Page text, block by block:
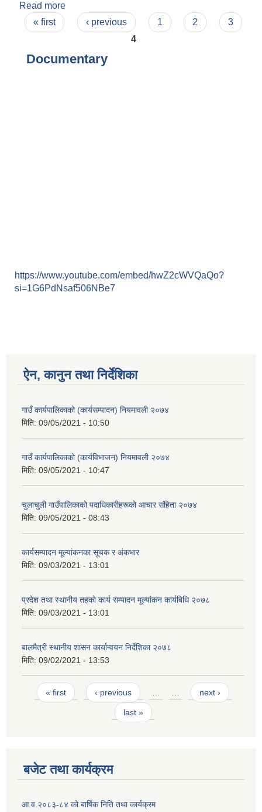
Read more
(कार्यबिधी) नियमावली, २०७५
Pages
« first ‹ previous 1 2
3
4
Documentary
https://www.youtube.com/embed/hwZ2cWVQaQo?
si=1G6PdNsaf506NBe7
ऐन, कानुन तथा निर्देशिका
गाउँ कार्यपालिकाको (कार्यसम्पादन) नियमावली २०७४
मिति: 09/05/2021 - 10:50
गाउँ कार्यपालिकाको (कार्यविभाजन) नियमावली २०७४
मिति: 09/05/2021 - 10:47
चुलाचुली गाउँपालिकाको पदाधिकारीहरूको आचार संहिता २०७४
मिति: 09/05/2021 - 08:43
कार्यसम्पादन मूल्यांकनका सूचक र अंकभार
मिति: 09/03/2021 - 13:01
प्रदेश तथा स्थानीय तहको कार्य सम्पादन मूल्यांकन कार्यबिधि २०७८
मिति: 09/03/2021 - 13:01
बालमैत्री स्थानीय शासन कार्यान्वयन निर्देशिका २०७८
मिति: 09/02/2021 - 13:53
Pages
« first ‹ previous next ›
last »
बजेट तथा कार्यक्रम
आ.व.२०८३-८४ को बार्षिक निति तथा कार्यक्रम